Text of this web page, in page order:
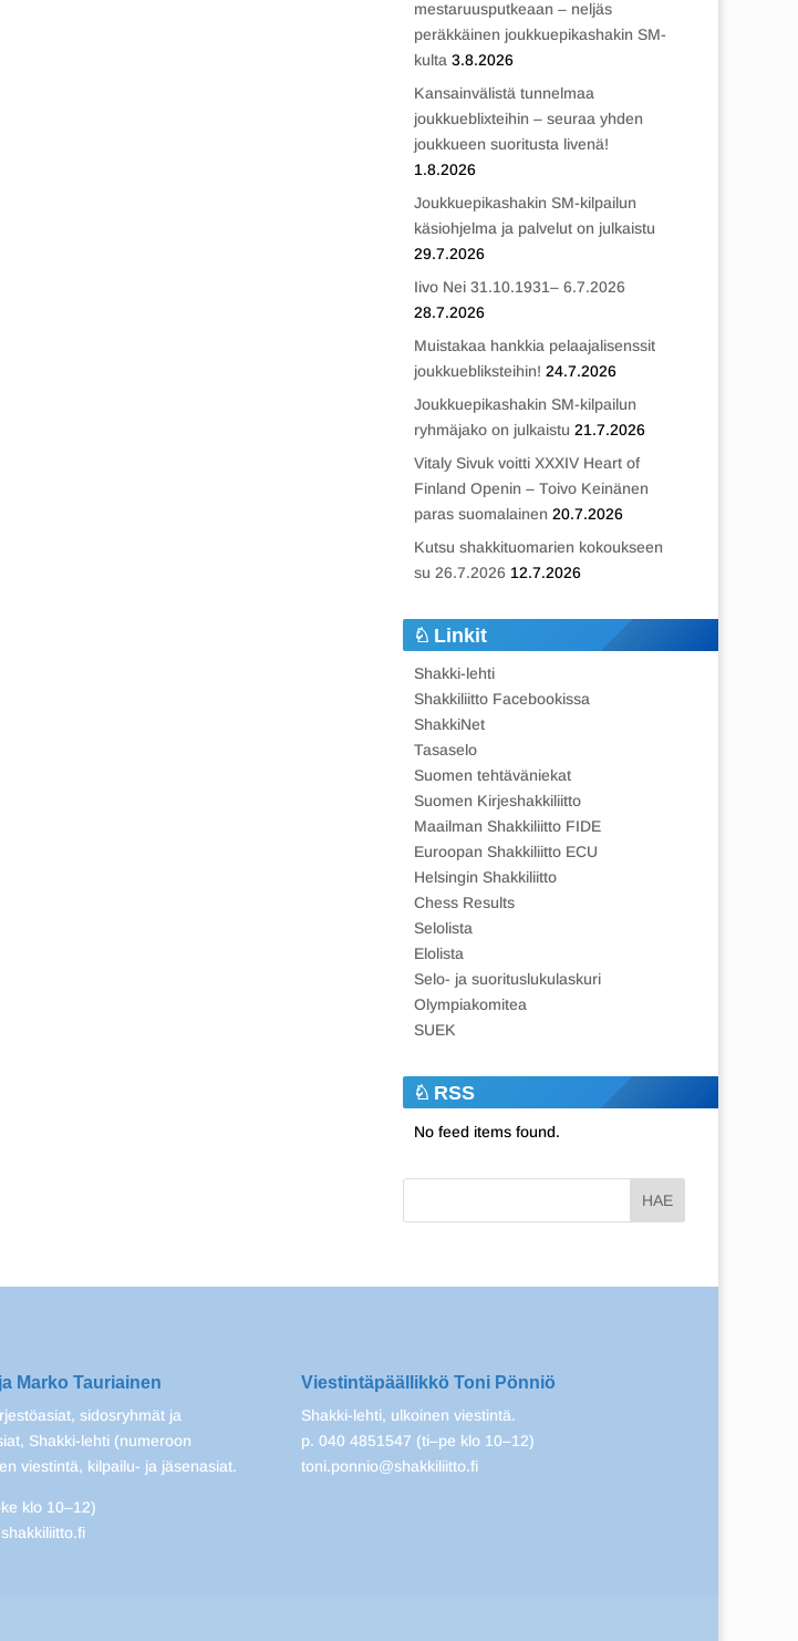
mestaruusputkeaan – neljäs
peräkkäinen joukkuepikashakin SM-
kulta 3.8.2026
Kansainvälistä tunnelmaa
joukkueblixteihin – seuraa yhden
joukkueen suoritusta livenä!
1.8.2026
Joukkuepikashakin SM-kilpailun
käsiohjelma ja palvelut on julkaistu
29.7.2026
Iivo Nei 31.10.1931– 6.7.2026
28.7.2026
Muistakaa hankkia pelaajalisenssit
joukkuebliksteihin! 24.7.2026
Joukkuepikashakin SM-kilpailun
ryhmäjako on julkaistu 21.7.2026
Vitaly Sivuk voitti XXXIV Heart of
Finland Openin – Toivo Keinänen
paras suomalainen 20.7.2026
Kutsu shakkituomarien kokoukseen
su 26.7.2026 12.7.2026
Linkit
Shakki-lehti
Shakkiliitto Facebookissa
ShakkiNet
Tasaselo
Suomen tehtäväniekat
Suomen Kirjeshakkiliitto
Maailman Shakkiliitto FIDE
Euroopan Shakkiliitto ECU
Helsingin Shakkiliitto
Chess Results
Selolista
Elolista
Selo- ja suorituslukulaskuri
Olympiakomitea
SUEK
RSS
No feed items found.
Marko Tauriainen
sidosryhmät ja
Shakki-lehti (numeroon
viestintä, kilpailu- ja jäsenasiat.
klo 10–12)
Viestintäpäällikkö Toni Pönniö
Shakki-lehti, ulkoinen viestintä.
p. 040 4851547 (ti–pe klo 10–12)
toni.ponnio@shakkiliitto.fi